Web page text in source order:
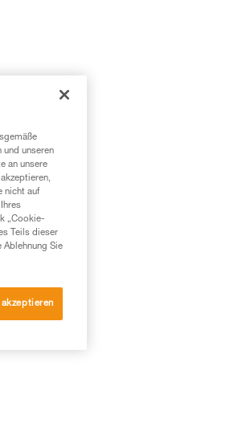
und unseren
an unsere
nicht auf
„Cookie-
Teils dieser
Ablehnung Sie